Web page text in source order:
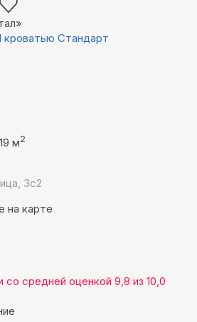
Стандарт
м2
3с2
на карте
со средней оценкой 9,8 из 10,0